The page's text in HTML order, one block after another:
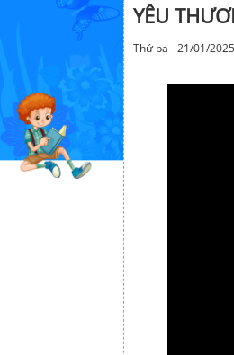
YÊU
Thứ ba - 21/01/